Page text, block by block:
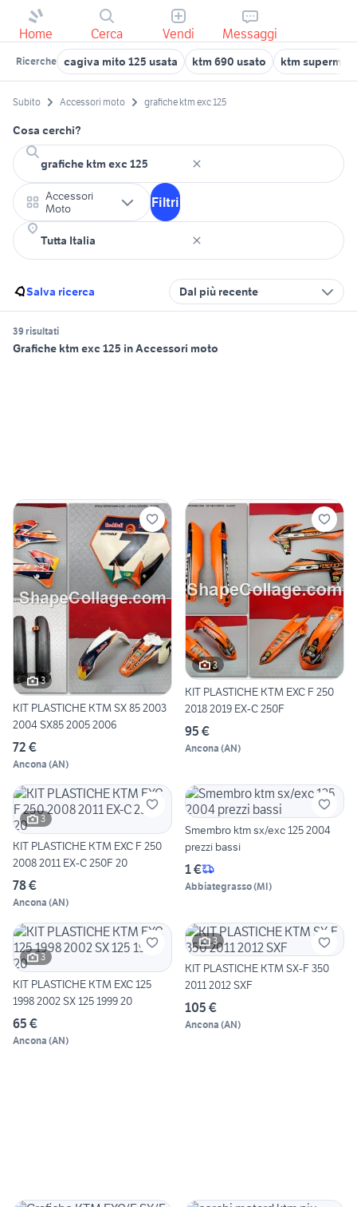
Home Cerca Vendi Messaggi
Ricerche cagiva mito 125 usata ktm 690 usato ktm
Subito Accessori moto grafiche ktm exc 125
Cosa cerchi?
Accessori
Moto
Filtri
Salva ricerca Dal più recente
39 risultati
Grafiche ktm exc 125 in Accessori moto
3
KIT PLASTICHE KTM SX 85 2003
2004 SX85 2005 2006
72 €
Ancona (AN)
3
KIT PLASTICHE KTM EXC F 250
2018 2019 EX-C 250F
95 €
Ancona (AN)
3
KIT PLASTICHE KTM EXC F 250
2008 2011 EX-C 250F 20
78 €
Ancona (AN)
Smembro ktm sx/exc 125 2004
prezzi bassi
1 €
Abbiategrasso(MI)
3
KIT PLASTICHE KTM EXC 125
1998 2002 SX 125 1999 20
65 €
Ancona (AN)
3
KIT PLASTICHE KTM SX-F 350
2011 2012 SXF
105 €
Ancona (AN)